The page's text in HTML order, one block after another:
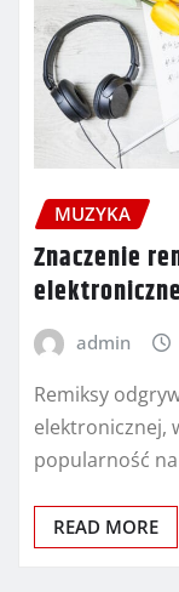
MUZYKA
Znaczenie
admin
Remiksy
elektronicznej,
popularność
READ MORE